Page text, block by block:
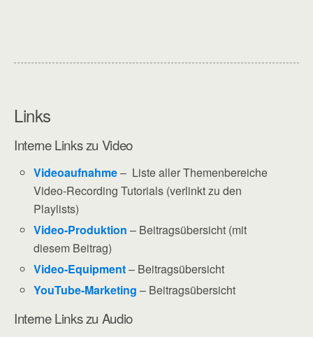
Links
Interne Links zu Video
Videoaufnahme– Liste aller Themenbereiche
Video-Recording Tutorials (verlinkt zu den
Playlists)
Video-Produktion – Beitragsübersicht (mit
diesem Beitrag)
Video-Equipment– Beitragsübersicht
YouTube-Marketing – Beitragsübersicht
Interne Links zu Audio